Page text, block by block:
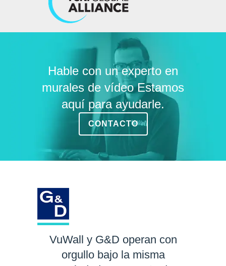
Hable con un experto en
murales de vídeo Estamos
aquí para ayudarle.
CONTACTO
VuWall y G&D operan con
orgullo bajo la misma